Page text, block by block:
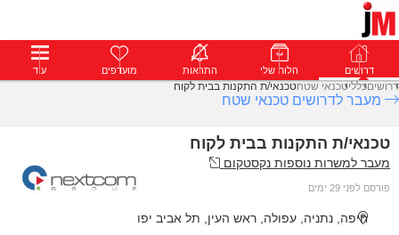
דרושים פרופילים הודעות פרימיום דרושים הלוח שלי התראות מועדפים עוד
דרושיםכלליטכנאי שטחטכנאי/ת התקנות בבית לקוח
מעבר לדרושים טכנאי שטח
טכנאי/ת התקנות בבית לקוח
מעבר למשרות נוספות נקסטקום
פורסם לפני 29 ימים
חיפה, נתניה, עפולה, ראש העין, תל אביב יפו